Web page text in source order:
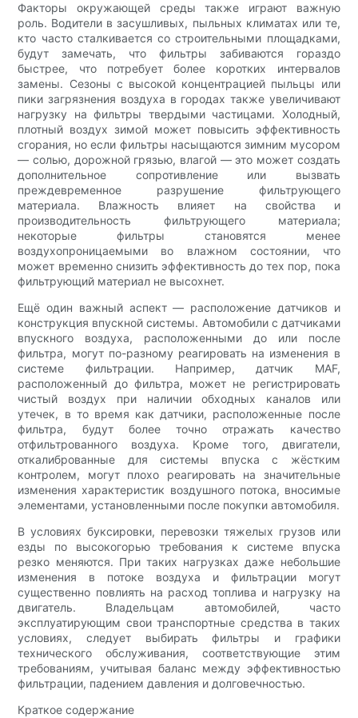
Факторы окружающей среды также играют важную
роль. Водители в засушливых, пыльных климатах или те,
кто часто сталкивается со строительными площадками,
будут замечать, что фильтры забиваются гораздо
быстрее, что потребует более коротких интервалов
замены. Сезоны с высокой концентрацией пыльцы или
пики загрязнения воздуха в городах также увеличивают
нагрузку на фильтры твердыми частицами. Холодный,
плотный воздух зимой может повысить эффективность
сгорания, но если фильтры насыщаются зимним мусором
— солью, дорожной грязью, влагой — это может создать
дополнительное сопротивление или вызвать
преждевременное разрушение фильтрующего
материала. Влажность влияет на свойства и
производительность фильтрующего материала;
некоторые фильтры становятся менее
воздухопроницаемыми во влажном состоянии, что
может временно снизить эффективность до тех пор, пока
фильтрующий материал не высохнет.
Ещё один важный аспект — расположение датчиков и
конструкция впускной системы. Автомобили с датчиками
впускного воздуха, расположенными до или после
фильтра, могут по-разному реагировать на изменения в
системе фильтрации. Например, датчик MAF,
расположенный до фильтра, может не регистрировать
чистый воздух при наличии обходных каналов или
утечек, в то время как датчики, расположенные после
фильтра, будут более точно отражать качество
отфильтрованного воздуха. Кроме того, двигатели,
откалиброванные для системы впуска с жёстким
контролем, могут плохо реагировать на значительные
изменения характеристик воздушного потока, вносимые
элементами, установленными после покупки автомобиля.
В условиях буксировки, перевозки тяжелых грузов или
езды по высокогорью требования к системе впуска
резко меняются. При таких нагрузках даже небольшие
изменения в потоке воздуха и фильтрации могут
существенно повлиять на расход топлива и нагрузку на
двигатель. Владельцам автомобилей, часто
эксплуатирующим свои транспортные средства в таких
условиях, следует выбирать фильтры и графики
технического обслуживания, соответствующие этим
требованиям, учитывая баланс между эффективностью
фильтрации, падением давления и долговечностью.
Краткое содержание